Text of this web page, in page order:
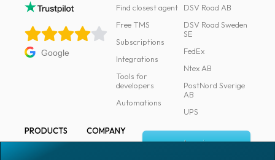
Google
Find closest agent
Free TMS
Subscriptions
Integrations
Tools for
developers
Automations
DSV Road AB
DSV Road Sweden
SE
FedEx
Ntex AB
PostNord Sverige
AB
UPS
PRODUCTS
COMPANY
Log in